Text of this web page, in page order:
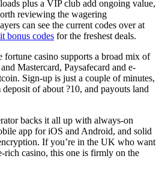
plus a VIP club add ongoing value,
reviewing the wagering
can see the current codes over at
bonus codes for the freshest deals.
fortune casino supports a broad mix of
Mastercard, Paysafecard and e-
Sign-up is just a couple of minutes,
of about ?10, and payouts land
backs it all up with always-on
app for iOS and Android, and solid
If you’re in the UK who want
rich casino, this one is firmly on the